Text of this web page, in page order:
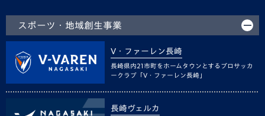
スポーツ・地域創生事業
V・ファーレン長崎
長崎県内21市町をホームタウンとするプロサッカ
ークラブ「V・ファーレン長崎」
長崎ヴェルカ